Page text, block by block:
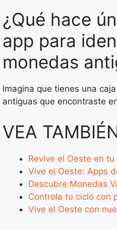
¿Qué hace
app para
monedas
Imagina que tienes una
antiguas que encontraste
VEA
Revive el Oeste en
Vive el Oeste: Apps
Descubre Monedas
Controla tu ciclo con
Vive el Oeste con